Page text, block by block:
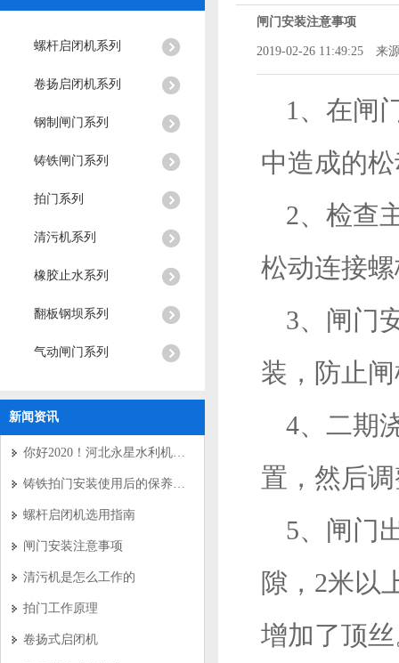
螺杆启闭机系列
卷扬启闭机系列
钢制闸门系列
铸铁闸门系列
拍门系列
清污机系列
橡胶止水系列
翻板钢坝系列
气动闸门系列
新闻资讯
你好2020！河北永星水利机械有限公司新年寄语
铸铁拍门安装使用后的保养要求
螺杆启闭机选用指南
闸门安装注意事项
清污机是怎么工作的
拍门工作原理
卷扬式启闭机
闸门安装注意事项
2019-02-26 11:49:25 来
1、在闸
中造成的
2、检查
松动连接
3、闸门
装，防止
4、二期
置，然后
5、闸门
隙，2米以
增加了顶